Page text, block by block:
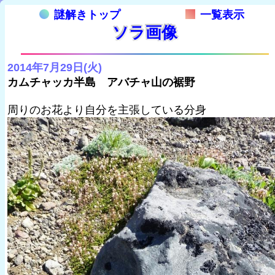
謎解きトップ 一覧表示
ソラ画像
2014年7月29日(火)
カムチャッカ半島 アバチャ山の裾野
周りのお花より自分を主張している分身